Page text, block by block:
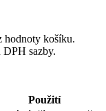
hodnoty košíku.
sazby.
Použití